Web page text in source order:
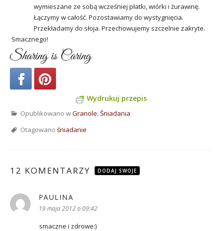
wymieszane ze sobą wcześniej płatki, wiórki i żurawinę.
Łączymy w całość. Pozostawiamy do wystygnięcia.
Przekładamy do słoja. Przechowujemy szczelnie zakryte.
Smacznego!
Sharing is Caring
Wydrukuj przepis
Opublikowano wGranole,Śniadania
Otagowano śniadanie
12 KOMENTARZY DODAJ SWOJE
PAULINA
19 maja 2012 o 09:42
smaczne i zdrowe:)